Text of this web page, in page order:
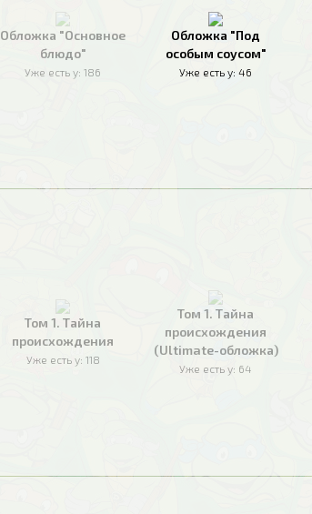
Обложка "Основное
блюдо"
Уже есть у: 186
Обложка "Под
особым соусом"
Уже есть у: 46
Том 1. Тайна
происхождения
Уже есть у: 118
Том 1. Тайна
происхождения
(Ultimate-обложка)
Уже есть у: 64